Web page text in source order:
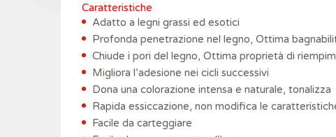
Caratteristiche
Adatto a legni grassi ed esotici
Profonda penetrazione nel legno, Ottima
Chiude i pori del legno, Ottima proprietà di
Migliora l’adesione nei cicli successivi
Dona una colorazione intensa e naturale, tonalizza
Rapida essiccazione, non modifica le
Facile da carteggiare